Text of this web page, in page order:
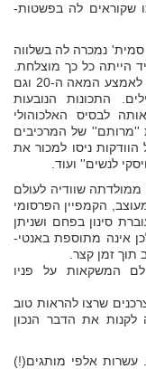
שקוראים לה בפשטות-
נמכרה לה בשלווה
הייתה כל כך מוצלחת.
העולם המערבי לא אימץ את הוודקה לחיקו עד לאמצע המאה ה-20 וגם
התכונות הנובעות
לבסיס האלכוהולי
''מרותם'' של המרכיבים
ניסו למכור את
לנשים'' ועוד.
ממולדתה שוודיה לעולם
המעוצב, הקמפיין הפרסומי
סינון בפחם ושניתן
אינה מתוספת באנטי-
זמן קצר.
המשקאות על פניו
שרצו להראות טוב
לקנות את הדבר הנכון
עשרות אלפי מותגים(!)